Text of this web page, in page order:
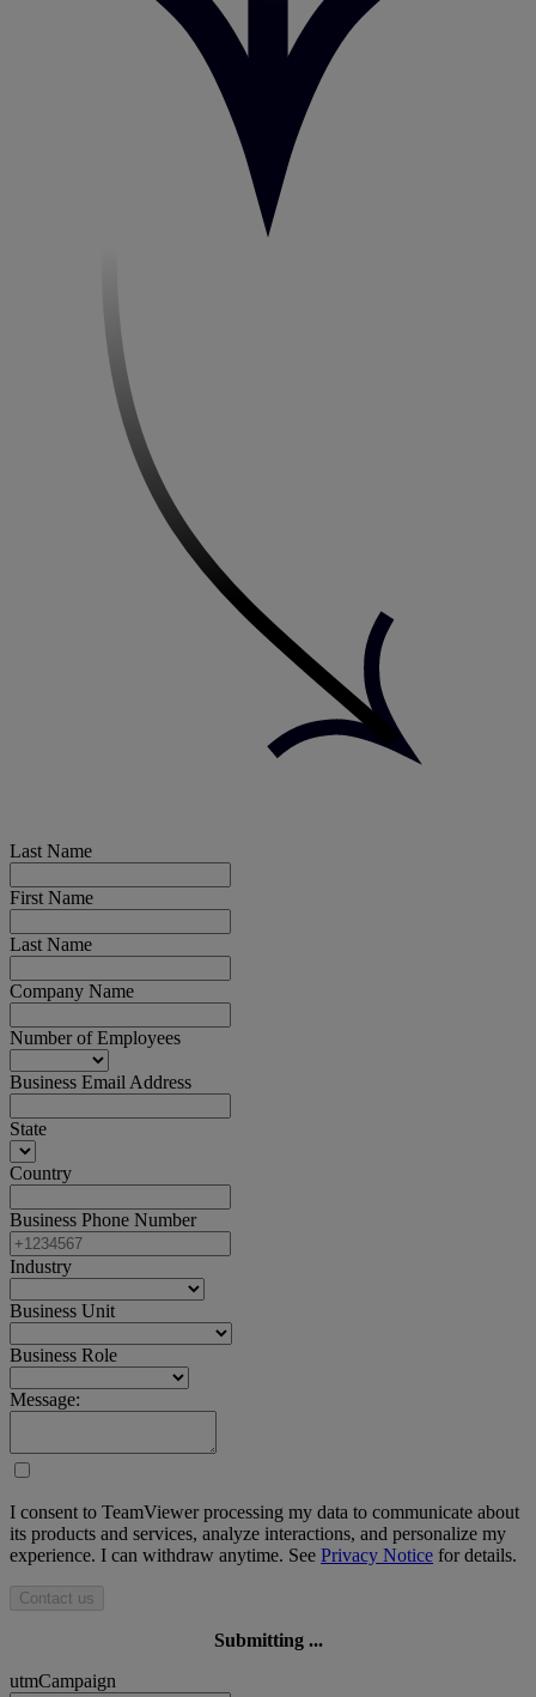
Last Name
First Name
Last Name
Company Name
Number of Employees
Business Email Address
State
Country
Business Phone Number
Industry
Business Unit
Business Role
Message:
I consent to TeamViewer processing my data to communicate about
its products and services, analyze interactions, and personalize my
experience. I can withdraw anytime. See Privacy Notice for details.
Contact us
Submitting ...
utmCampaign